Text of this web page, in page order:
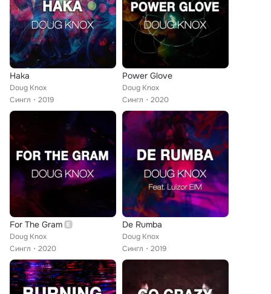
Haka
Doug Knox
Сингл
2019
Power Glove
Doug Knox
Сингл
2020
For The Gram
Doug Knox
Сингл
2020
De Rumba
Doug Knox
Сингл
2019